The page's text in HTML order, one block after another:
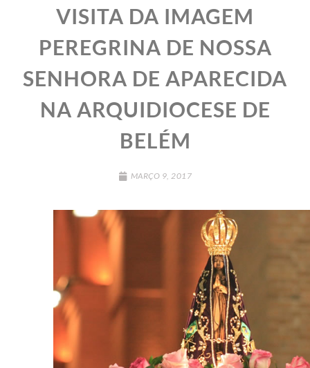
VISITA DA IMAGEM
PEREGRINA DE NOSSA
SENHORA DE APARECIDA
NA ARQUIDIOCESE DE
BELÉM
MARÇO 9, 2017